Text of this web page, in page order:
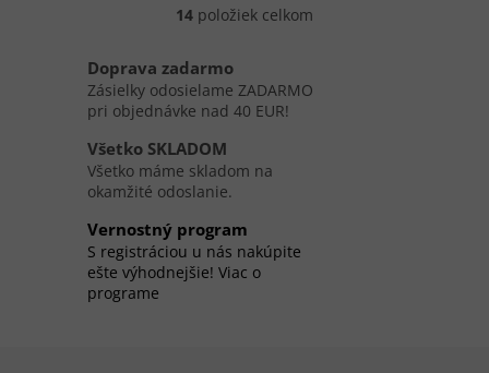
O
á
d
i
r
v
k
14 položiek celkom
Doprava zadarmo
Zásielky odosielame ZADARMO
pri objednávke nad 40 EUR!
Všetko SKLADOM
Všetko máme skladom na
okamžité odoslanie.
Vernostný program
S registráciou u nás nakúpite
ešte výhodnejšie! Viac o
programe